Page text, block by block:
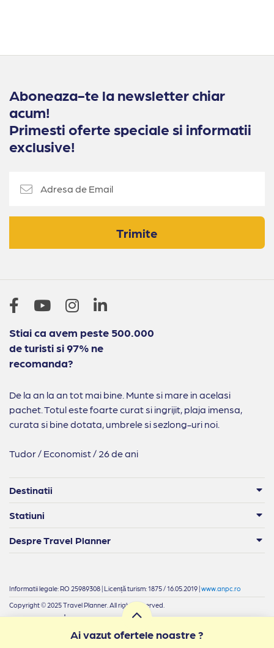
Aboneaza-te la newsletter chiar
acum!
Primesti oferte speciale si informatii
exclusive!
Trimite
Stiai ca avem peste 500.000
de turisti si 97% ne
recomanda?
De la an la an tot mai bine. Munte si mare in acelasi
pachet. Totul este foarte curat si ingrijit, plaja imensa,
curata si bine dotata, umbrele si sezlong-uri noi.
Tudor / Economist / 26 de ani
Destinatii
Statiuni
Despre Travel Planner
Informatii legale: RO 25989308 | Licență turism: 1875 / 16.05.2019 | www.anpc.ro
Copyright © 2025 Travel Planner. All rights reserved.
|
Ai vazut ofertele noastre ?